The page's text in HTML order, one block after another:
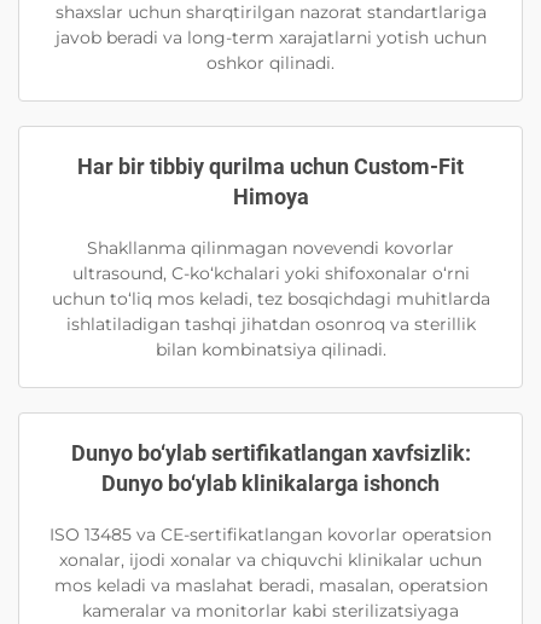
shaxslar uchun sharqtirilgan nazorat standartlariga
javob beradi va long-term xarajatlarni yotish uchun
oshkor qilinadi.
Har bir tibbiy qurilma uchun Custom-Fit
Himoya
Shakllanma qilinmagan novevendi kovorlar
ultrasound, C-ko‘kchalari yoki shifoxonalar o‘rni
uchun to‘liq mos keladi, tez bosqichdagi muhitlarda
ishlatiladigan tashqi jihatdan osonroq va sterillik
bilan kombinatsiya qilinadi.
Dunyo bo‘ylab sertifikatlangan xavfsizlik:
Dunyo bo‘ylab klinikalarga ishonch
ISO 13485 va CE-sertifikatlangan kovorlar operatsion
xonalar, ijodi xonalar va chiquvchi klinikalar uchun
mos keladi va maslahat beradi, masalan, operatsion
kameralar va monitorlar kabi sterilizatsiyaga